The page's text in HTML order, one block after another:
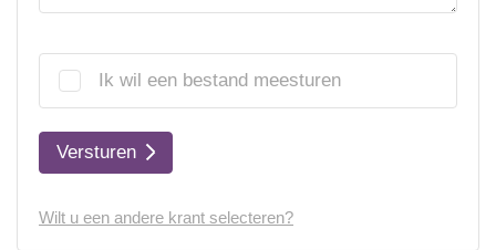
Ik wil een bestand meesturen
Versturen
Wilt u een andere krant selecteren?